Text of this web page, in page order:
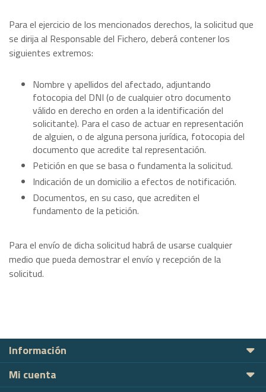
Para el ejercicio de los mencionados derechos, la solicitud que
se dirija al Responsable del Fichero, deberá contener los
siguientes extremos:
Nombre y apellidos del afectado, adjuntando
fotocopia del DNI (o de cualquier otro documento
válido en derecho en orden a la identificación del
solicitante). Para el caso de actuar en representación
de alguien, o de alguna persona jurídica, fotocopia del
documento que acredite tal representación.
Petición en que se basa o fundamenta la solicitud.
Indicación de un domicilio a efectos de notificación.
Documentos, en su caso, que acrediten el
fundamento de la petición.
Para el envío de dicha solicitud habrá de usarse cualquier
medio que pueda demostrar el envío y recepción de la
solicitud.
Información
Mi cuenta